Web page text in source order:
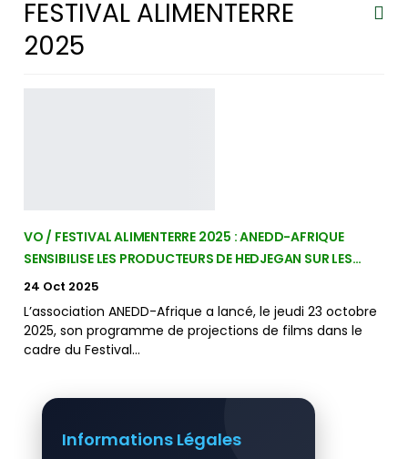
FESTIVAL ALIMENTERRE
2025
VO / FESTIVAL ALIMENTERRE 2025 : ANEDD-AFRIQUE
SENSIBILISE LES PRODUCTEURS DE HEDJEGAN SUR LES…
24 Oct 2025
L’association ANEDD-Afrique a lancé, le jeudi 23 octobre
2025, son programme de projections de films dans le
cadre du Festival…
Informations Légales